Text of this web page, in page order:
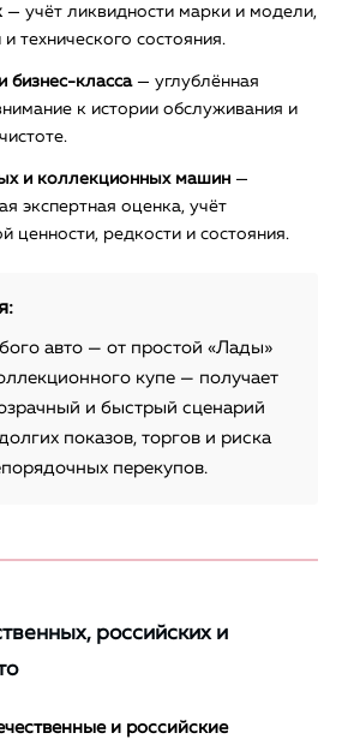
— учёт ликвидности марки и модели,
технического состояния.
бизнес-класса— углублённая
к истории обслуживания и
и коллекционных машин —
экспертная оценка, учёт
ценности, редкости и состояния.
авто — от простой «Лады»
купе — получает
и быстрый сценарий
показов, торгов и риска
перекупов.
российских и
и российские